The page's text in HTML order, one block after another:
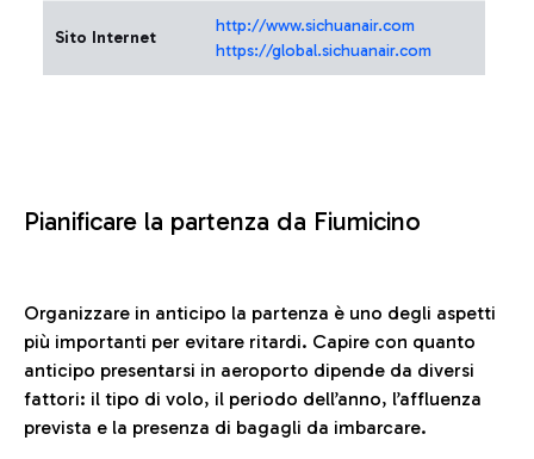
Sito Internet
http://www.sichuanair.com
https://global.sichuanair.com
Pianificare la partenza da Fiumicino
Organizzare in anticipo la partenza è uno degli aspetti
più importanti per evitare ritardi. Capire con quanto
anticipo presentarsi in aeroporto dipende da diversi
fattori: il tipo di volo, il periodo dell’anno, l’affluenza
prevista e la presenza di bagagli da imbarcare.